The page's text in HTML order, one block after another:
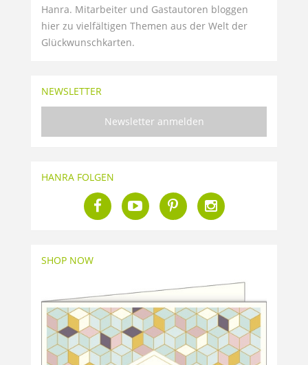
Hanra. Mitarbeiter und Gastautoren bloggen
hier zu vielfältigen Themen aus der Welt der
Glückwunschkarten.
NEWSLETTER
Newsletter anmelden
HANRA FOLGEN
SHOP NOW